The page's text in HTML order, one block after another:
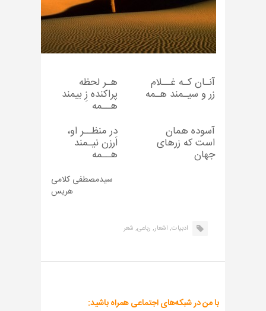
آنـان کـه غــلام
زر و سیـمند هـمه
هـر لحظه
پراکنده زِ بیمند
هــمه
آسوده همان
است که زرهای
جهان
در منظــر او،
اَرزن نیـمند
هــمه
سیدمصطفی کلامی
هریس
ادبیات, اشعار, رباعی, شعر
با من در شبکه‌های اجتماعی همراه باشید: